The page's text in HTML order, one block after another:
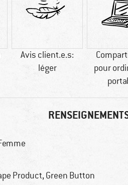
Avis client.e.s:
léger
pour
Product, Green Button